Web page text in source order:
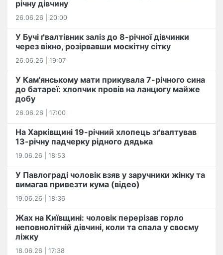
річну дівчину
26.06.26 | 20:00
У Бучі ґвалтівник заліз до 8-річної дівчинки
через вікно, розірвавши москітну сітку
26.06.26 | 19:07
У Кам'янському мати прикувала 7-річного сина
до батареї: хлопчик провів на ланцюгу майже
добу
26.06.26 | 17:00
На Харківщині 19-річний хлопець​ ️зґвалтував
13-річну падчерку рідного дядька
19.06.26 | 18:53
У Павлограді чоловік взяв у заручники жінку та
вимагав привезти кума (відео)
19.06.26 | 18:36
Жах на Київщині: чоловік перерізав горло
неповнолітній дівчині, коли та спала у своєму
ліжку
18.06.26 | 17:38